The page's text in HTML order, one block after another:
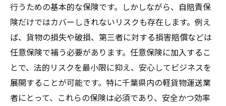
行うための基本的な保険です。しかしながら、自賠責保
険だけではカバーしきれないリスクも存在します。例え
ば、貨物の損失や破損、第三者に対する損害賠償などは
任意保険で補う必要があります。任意保険に加入するこ
とで、法的リスクを最小限に抑え、安心してビジネスを
展開することが可能です。特に千葉県内の軽貨物運送業
者にとって、これらの保険は必須であり、安全かつ効率